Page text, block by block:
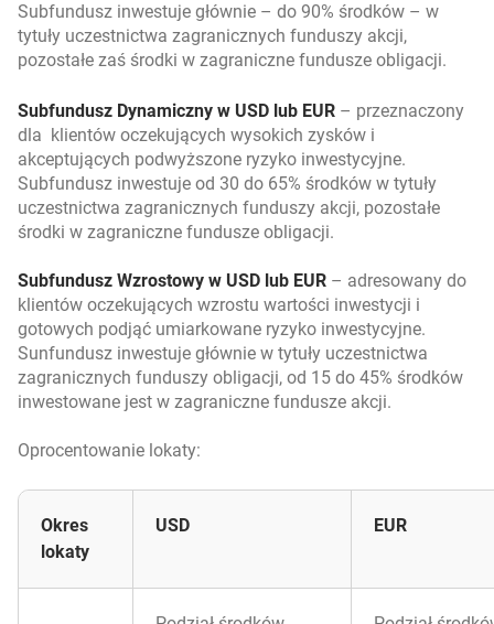
Subfundusz inwestuje głównie – do 90% środków – w
tytuły uczestnictwa zagranicznych funduszy akcji,
pozostałe zaś środki w zagraniczne fundusze obligacji.
Subfundusz Dynamiczny w USD lub EUR – przeznaczony
dla klientów oczekujących wysokich zysków i
akceptujących podwyższone ryzyko inwestycyjne.
Subfundusz inwestuje od 30 do 65% środków w tytuły
uczestnictwa zagranicznych funduszy akcji, pozostałe
środki w zagraniczne fundusze obligacji.
Subfundusz Wzrostowy w USD lub EUR – adresowany do
klientów oczekujących wzrostu wartości inwestycji i
gotowych podjąć umiarkowane ryzyko inwestycyjne.
Sunfundusz inwestuje głównie w tytuły uczestnictwa
zagranicznych funduszy obligacji, od 15 do 45% środków
inwestowane jest w zagraniczne fundusze akcji.
Oprocentowanie lokaty:
Okres
lokaty
USD EUR